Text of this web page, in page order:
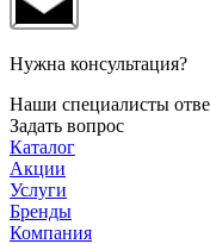
Нужна консультация?
Наши специалисты
Задать вопрос
Каталог
Акции
Услуги
Бренды
Компания